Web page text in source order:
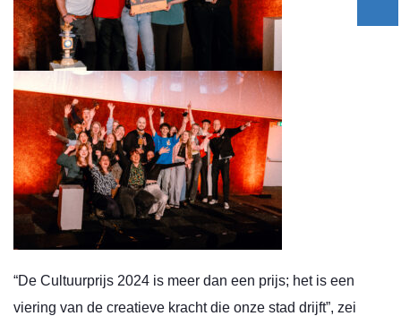
“De Cultuurprijs 2024 is meer dan een prijs; het is een
viering van de creatieve kracht die onze stad drijft”, zei